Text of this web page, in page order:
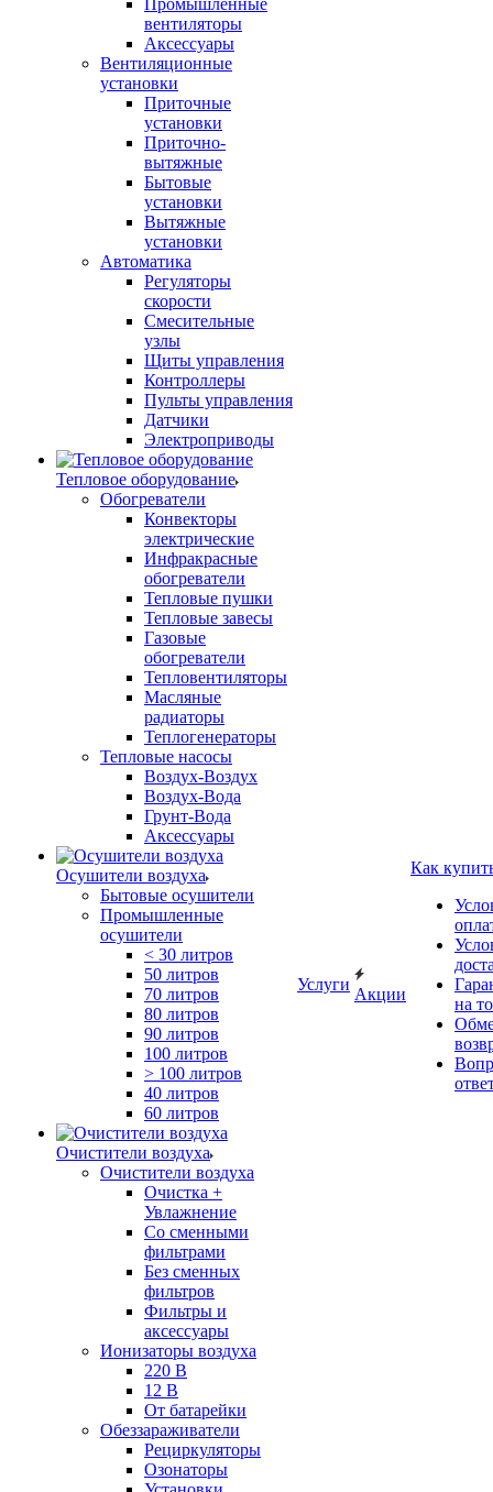
Промышленные
вентиляторы
Аксессуары
Вентиляционные
установки
Приточные
установки
Приточно-
вытяжные
Бытовые
установки
Вытяжные
установки
Автоматика
Регуляторы
скорости
Смесительные
узлы
Щиты управления
Контроллеры
Пульты управления
Датчики
Электроприводы
Тепловое оборудование
Обогреватели
Конвекторы
электрические
Инфракрасные
обогреватели
Тепловые пушки
Тепловые завесы
Газовые
обогреватели
Тепловентиляторы
Масляные
радиаторы
Теплогенераторы
Тепловые насосы
Воздух-Воздух
Воздух-Вода
Грунт-Вода
Аксессуары
Осушители воздуха
Бытовые осушители
Промышленные
осушители
< 30 литров
50 литров
70 литров
80 литров
90 литров
100 литров
> 100 литров
40 литров
60 литров
Очистители воздуха
Очистители воздуха
Очистка +
Увлажнение
Cо сменными
фильтрами
Без сменных
фильтров
Фильтры и
аксессуары
Ионизаторы воздуха
220 В
12 В
От батарейки
Обеззараживатели
Рециркуляторы
Озонаторы
Услуги
Акции
Как
на